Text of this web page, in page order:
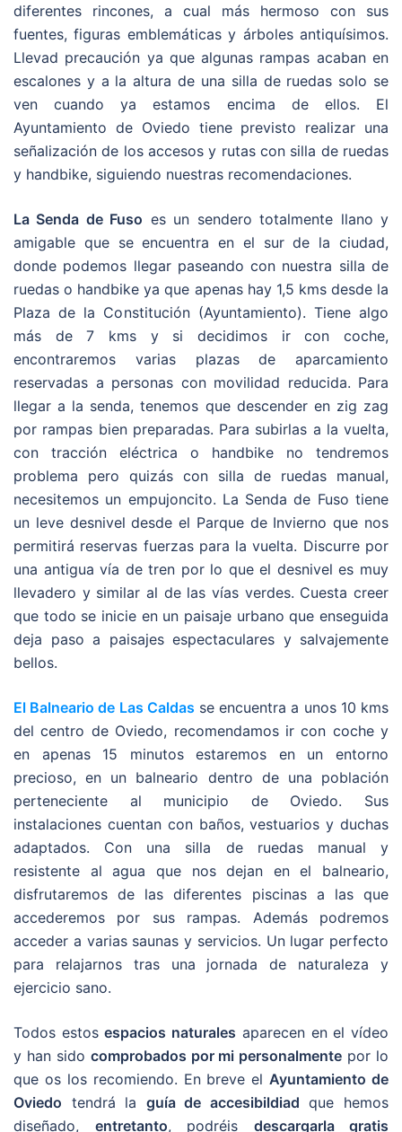
diferentes rincones, a cual más hermoso con sus
fuentes, figuras emblemáticas y árboles antiquísimos.
Llevad precaución ya que algunas rampas acaban en
escalones y a la altura de una silla de ruedas solo se
ven cuando ya estamos encima de ellos. El
Ayuntamiento de Oviedo tiene previsto realizar una
señalización de los accesos y rutas con silla de ruedas
y handbike, siguiendo nuestras recomendaciones.
La Senda de Fuso es un sendero totalmente llano y
amigable que se encuentra en el sur de la ciudad,
donde podemos llegar paseando con nuestra silla de
ruedas o handbike ya que apenas hay 1,5 kms desde la
Plaza de la Constitución (Ayuntamiento). Tiene algo
más de 7 kms y si decidimos ir con coche,
encontraremos varias plazas de aparcamiento
reservadas a personas con movilidad reducida. Para
llegar a la senda, tenemos que descender en zig zag
por rampas bien preparadas. Para subirlas a la vuelta,
con tracción eléctrica o handbike no tendremos
problema pero quizás con silla de ruedas manual,
necesitemos un empujoncito. La Senda de Fuso tiene
un leve desnivel desde el Parque de Invierno que nos
permitirá reservas fuerzas para la vuelta. Discurre por
una antigua vía de tren por lo que el desnivel es muy
llevadero y similar al de las vías verdes. Cuesta creer
que todo se inicie en un paisaje urbano que enseguida
deja paso a paisajes espectaculares y salvajemente
bellos.
El Balneario de Las Caldas se encuentra a unos 10 kms
del centro de Oviedo, recomendamos ir con coche y
en apenas 15 minutos estaremos en un entorno
precioso, en un balneario dentro de una población
perteneciente al municipio de Oviedo. Sus
instalaciones cuentan con baños, vestuarios y duchas
adaptados. Con una silla de ruedas manual y
resistente al agua que nos dejan en el balneario,
disfrutaremos de las diferentes piscinas a las que
accederemos por sus rampas. Además podremos
acceder a varias saunas y servicios. Un lugar perfecto
para relajarnos tras una jornada de naturaleza y
ejercicio sano.
Todos estosespacios naturales aparecen en el vídeo
y han sido comprobados por mi personalmente por lo
que os los recomiendo. En breve el Ayuntamiento de
Oviedo tendrá la guía de accesibildiad que hemos
diseñado, entretanto, podréis descargarla gratis